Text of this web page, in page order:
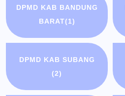
DPMD KAB BANDUNG
BARAT(1)
DPMD KAB SUBANG
(2)